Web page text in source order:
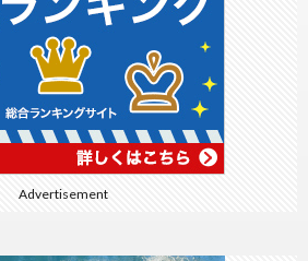
Advertisement